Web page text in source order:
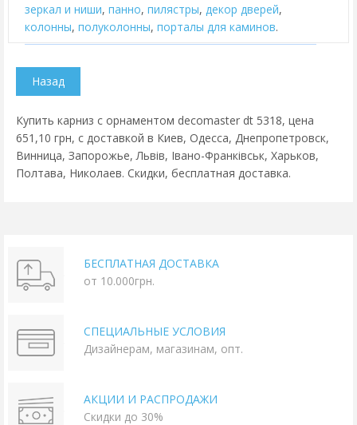
зеркал и ниши, панно, пилястры, декор дверей,
колонны, полуколонны, порталы для каминов.
Купить карниз с орнаментом decomaster dt 5318, цена
651,10 грн, с доставкой в Киев, Одесса, Днепропетровск,
Винница, Запорожье, Львів, Івано-Франківськ, Харьков,
Полтава, Николаев. Скидки, бесплатная доставка.
БЕСПЛАТНАЯ ДОСТАВКА
от 10.000грн.
СПЕЦИАЛЬНЫЕ УСЛОВИЯ
Дизайнерам, магазинам, опт.
АКЦИИ И РАСПРОДАЖИ
Скидки до 30%